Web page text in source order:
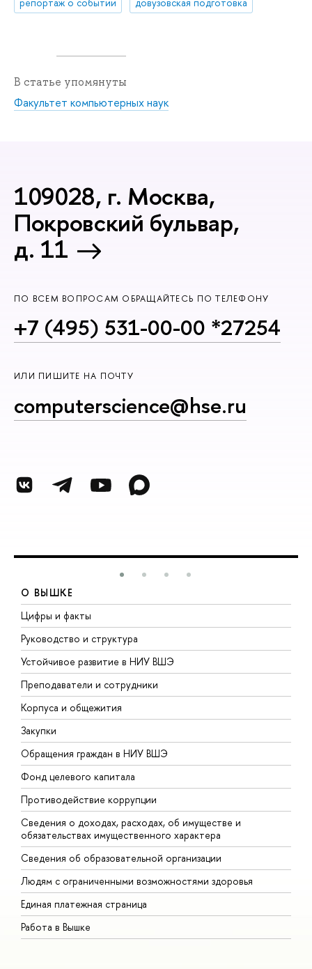
репортаж о событии довузовская подготовка
В статье упомянуты
Факультет компьютерных наук
109028, г. Москва,
Покровский бульвар,
д. 11
ПО ВСЕМ ВОПРОСАМ ОБРАЩАЙТЕСЬ ПО ТЕЛЕФОНУ
+7 (495) 531-00-00 *27254
ИЛИ ПИШИТЕ НА ПОЧТУ
computerscience@hse.ru
О ВЫШКЕ
Цифры и факты
Руководство и структура
Устойчивое развитие в НИУ ВШЭ
Преподаватели и сотрудники
Корпуса и общежития
Закупки
Обращения граждан в НИУ ВШЭ
Фонд целевого капитала
Противодействие коррупции
Сведения о доходах, расходах, об имуществе и
обязательствах имущественного характера
Сведения об образовательной организации
Людям с ограниченными возможностями здоровья
Единая платежная страница
Работа в Вышке